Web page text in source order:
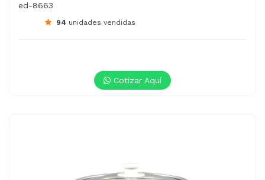
ed-8663
94 unidades vendidas
Cotizar Aquí